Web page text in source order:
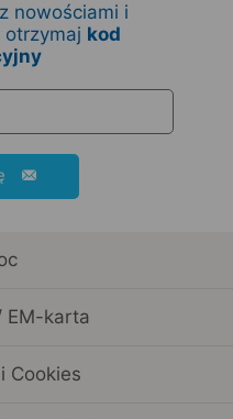
nowościami i
otrzymaj kod
EM-karta
Cookies